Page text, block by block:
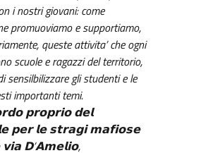
i nostri giovani: come
promuoviamo e supportiamo,
queste attivita’ che ogni
scuole e ragazzi del territorio,
sensilbilizzare gli studenti e le
importanti temi.
𝗽𝗿𝗼𝗽𝗿𝗶𝗼 𝗱𝗲𝗹
𝗽𝗲𝗿 𝗹𝗲 𝘀𝘁𝗿𝗮𝗴𝗶 𝗺𝗮𝗳𝗶𝗼𝘀𝗲
𝗗’𝗔𝗺𝗲𝗹𝗶𝗼,